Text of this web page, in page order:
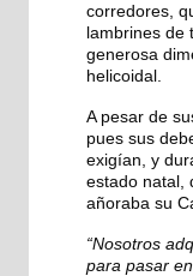
corredores,
lambrines de
generosa
helicoidal.
A pesar de
pues sus
exigían, y
estado natal,
añoraba su
“Nosotros
para pasar